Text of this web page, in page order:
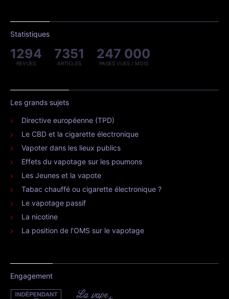
Statistiques
1294
REVUES
7351
ARTICLES
247 000
PAGES VUES / MOIS
Les grands sujets
Directive européenne (TPD)
Le CBD et la cigarette électronique
Vapoter dans les lieux publics
Effets du vapotage sur les poumons
Les Jeunes et la vapote
Tabac chauffé ou cigarette électronique ?
Le vapotage passif
La nicotine
La position de l’OMS sur le vapotage
Engagement